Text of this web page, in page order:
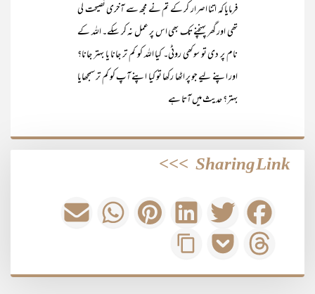
فرمایا کہ اتنا اصرار کر کے تم نے مجھ سے آخری نصیحت لی
تھی اور گھر پہنچنے تک بھی اس پر عمل نہ کر سکے۔ اللہ کے
نام پر دی تو سوکھی روٹی۔ کیا اللہ کو کم تر جانا یا بہتر جانا؟
اور اپنے لیے جو پر اٹھا رکھا تو کیا اپنے آپ کو کم تر سمجھایا
بہتر؟ حدیث میں آتا ہے
Sharing Link
>>>